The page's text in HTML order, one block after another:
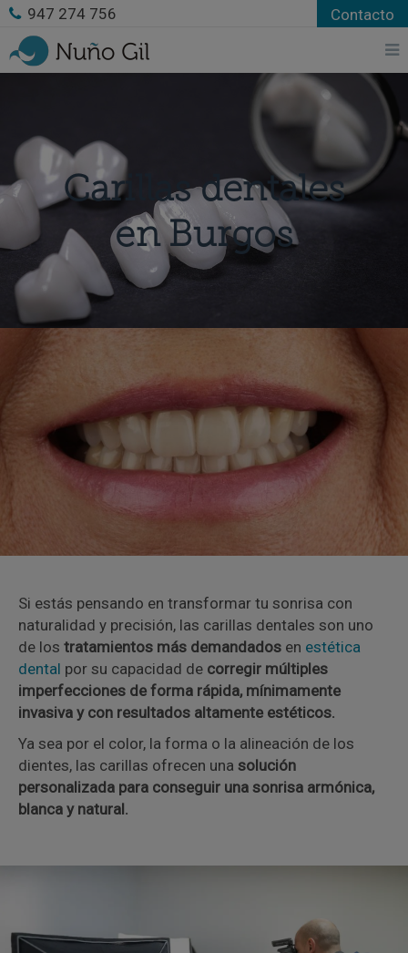
Carillas dentales
en Burgos
Si estás pensando en transformar tu sonrisa con
naturalidad y precisión, las carillas dentales son uno
de los tratamientos más demandados en estética
dental por su capacidad de corregir múltiples
imperfecciones de forma rápida, mínimamente
invasiva y con resultados altamente estéticos.
Ya sea por el color, la forma o la alineación de los
dientes, las carillas ofrecen una solución
personalizada para conseguir una sonrisa armónica,
blanca y natural.
947 274 756 Contacto